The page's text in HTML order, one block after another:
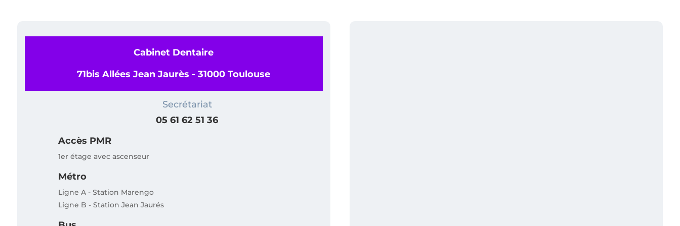
Cabinet Dentaire
71bis Allées Jean Jaurès - 31000 Toulouse
Secrétariat
05 61 62 51 36
Accès PMR
1er étage avec ascenseur
Métro
Ligne A - Station Marengo
Ligne B - Station Jean Jaurés